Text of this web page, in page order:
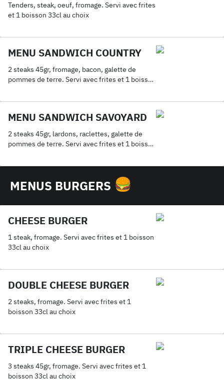
Tenders, steak, oeuf, fromage. Servi avec frites
et 1 boisson 33cl au choix
MENU SANDWICH COUNTRY
2 steaks 45gr, fromage, bacon, galette de
pommes de terre. Servi avec frites et 1 boisson
MENU SANDWICH SAVOYARD
2 steaks 45gr, lardons, raclettes, galette de
pommes de terre. Servi avec frites et 1 boisson
MENUS BURGERS
CHEESE BURGER
1 steak, fromage. Servi avec frites et 1 boisson
33cl au choix
DOUBLE CHEESE BURGER
2 steaks, fromage. Servi avec frites et 1
boisson 33cl au choix
TRIPLE CHEESE BURGER
3 steaks 45gr, fromage. Servi avec frites et 1
boisson 33cl au choix